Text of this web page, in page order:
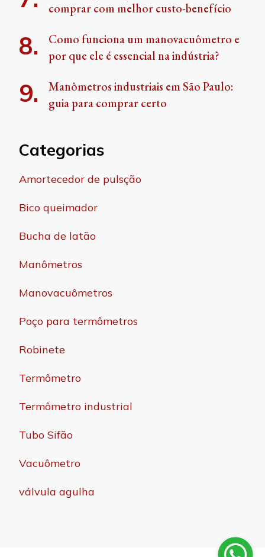
comprar com melhor custo-benefício
Como funciona um manovacuômetro e
por que ele é essencial na indústria?
Manômetros industriais em São Paulo:
guia para comprar certo
Categorias
Amortecedor de pulsção
Bico queimador
Bucha de latão
Manômetros
Manovacuômetros
Poço para termômetros
Robinete
Termômetro
Termômetro industrial
Tubo Sifão
Vacuômetro
válvula agulha